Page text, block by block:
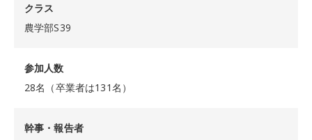
クラス
農学部S39
参加人数
28名（卒業者は131名）
幹事・報告者